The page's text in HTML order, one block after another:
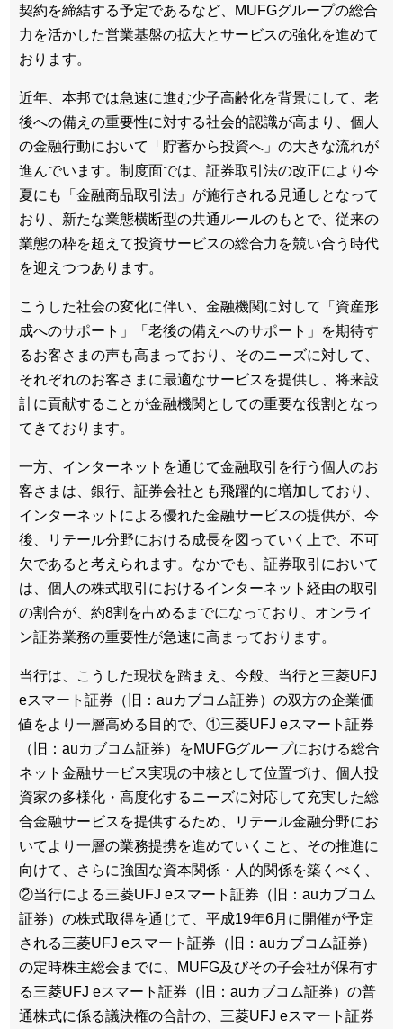
契約を締結する予定であるなど、MUFGグループの総合
力を活かした営業基盤の拡大とサービスの強化を進めて
おります。
近年、本邦では急速に進む少子高齢化を背景にして、老
後への備えの重要性に対する社会的認識が高まり、個人
の金融行動において「貯蓄から投資へ」の大きな流れが
進んでいます。制度面では、証券取引法の改正により今
夏にも「金融商品取引法」が施行される見通しとなって
おり、新たな業態横断型の共通ルールのもとで、従来の
業態の枠を超えて投資サービスの総合力を競い合う時代
を迎えつつあります。
こうした社会の変化に伴い、金融機関に対して「資産形
成へのサポート」「老後の備えへのサポート」を期待す
るお客さまの声も高まっており、そのニーズに対して、
それぞれのお客さまに最適なサービスを提供し、将来設
計に貢献することが金融機関としての重要な役割となっ
てきております。
一方、インターネットを通じて金融取引を行う個人のお
客さまは、銀行、証券会社とも飛躍的に増加しており、
インターネットによる優れた金融サービスの提供が、今
後、リテール分野における成長を図っていく上で、不可
欠であると考えられます。なかでも、証券取引において
は、個人の株式取引におけるインターネット経由の取引
の割合が、約8割を占めるまでになっており、オンライ
ン証券業務の重要性が急速に高まっております。
当行は、こうした現状を踏まえ、今般、当行と三菱UFJ
eスマート証券（旧：auカブコム証券）の双方の企業価
値をより一層高める目的で、①三菱UFJ eスマート証券
（旧：auカブコム証券）をMUFGグループにおける総合
ネット金融サービス実現の中核として位置づけ、個人投
資家の多様化・高度化するニーズに対応して充実した総
合金融サービスを提供するため、リテール金融分野にお
いてより一層の業務提携を進めていくこと、その推進に
向けて、さらに強固な資本関係・人的関係を築くべく、
②当行による三菱UFJ eスマート証券（旧：auカブコム
証券）の株式取得を通じて、平成19年6月に開催が予定
される三菱UFJ eスマート証券（旧：auカブコム証券）
の定時株主総会までに、MUFG及びその子会社が保有す
る三菱UFJ eスマート証券（旧：auカブコム証券）の普
通株式に係る議決権の合計の、三菱UFJ eスマート証券